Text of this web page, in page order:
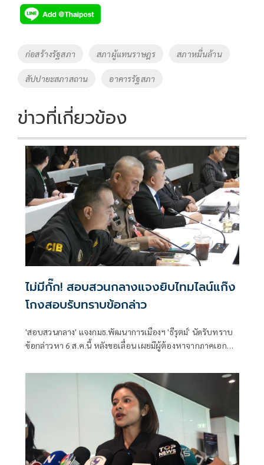
e
b
o
o
k
tt
er
p
y
Li
k
Tags
ก่อสร้างรัฐสภา สภาผู้แทนราษฎร สภาหมื่นล้าน
สัปปายะสภาสถาน อาคารรัฐสภา
ข่าวที่เกี่ยวข้อง
ไม่มีกั๊ก! สอบสวนกลางแจงยิบไทมไลน์แก๊ง
โกงสอบรับทราบข้อกล่าว
'สอบสวนกลาง' แจงกมธ.พัฒนาการเมืองฯ 'ธีรุตม์' นัดรับทราบ
ข้อกล่าวหา 6 ส.ค.นี้ หลังขอเลื่อน เผยมีผู้ต้องหาจากภาคเอกชน